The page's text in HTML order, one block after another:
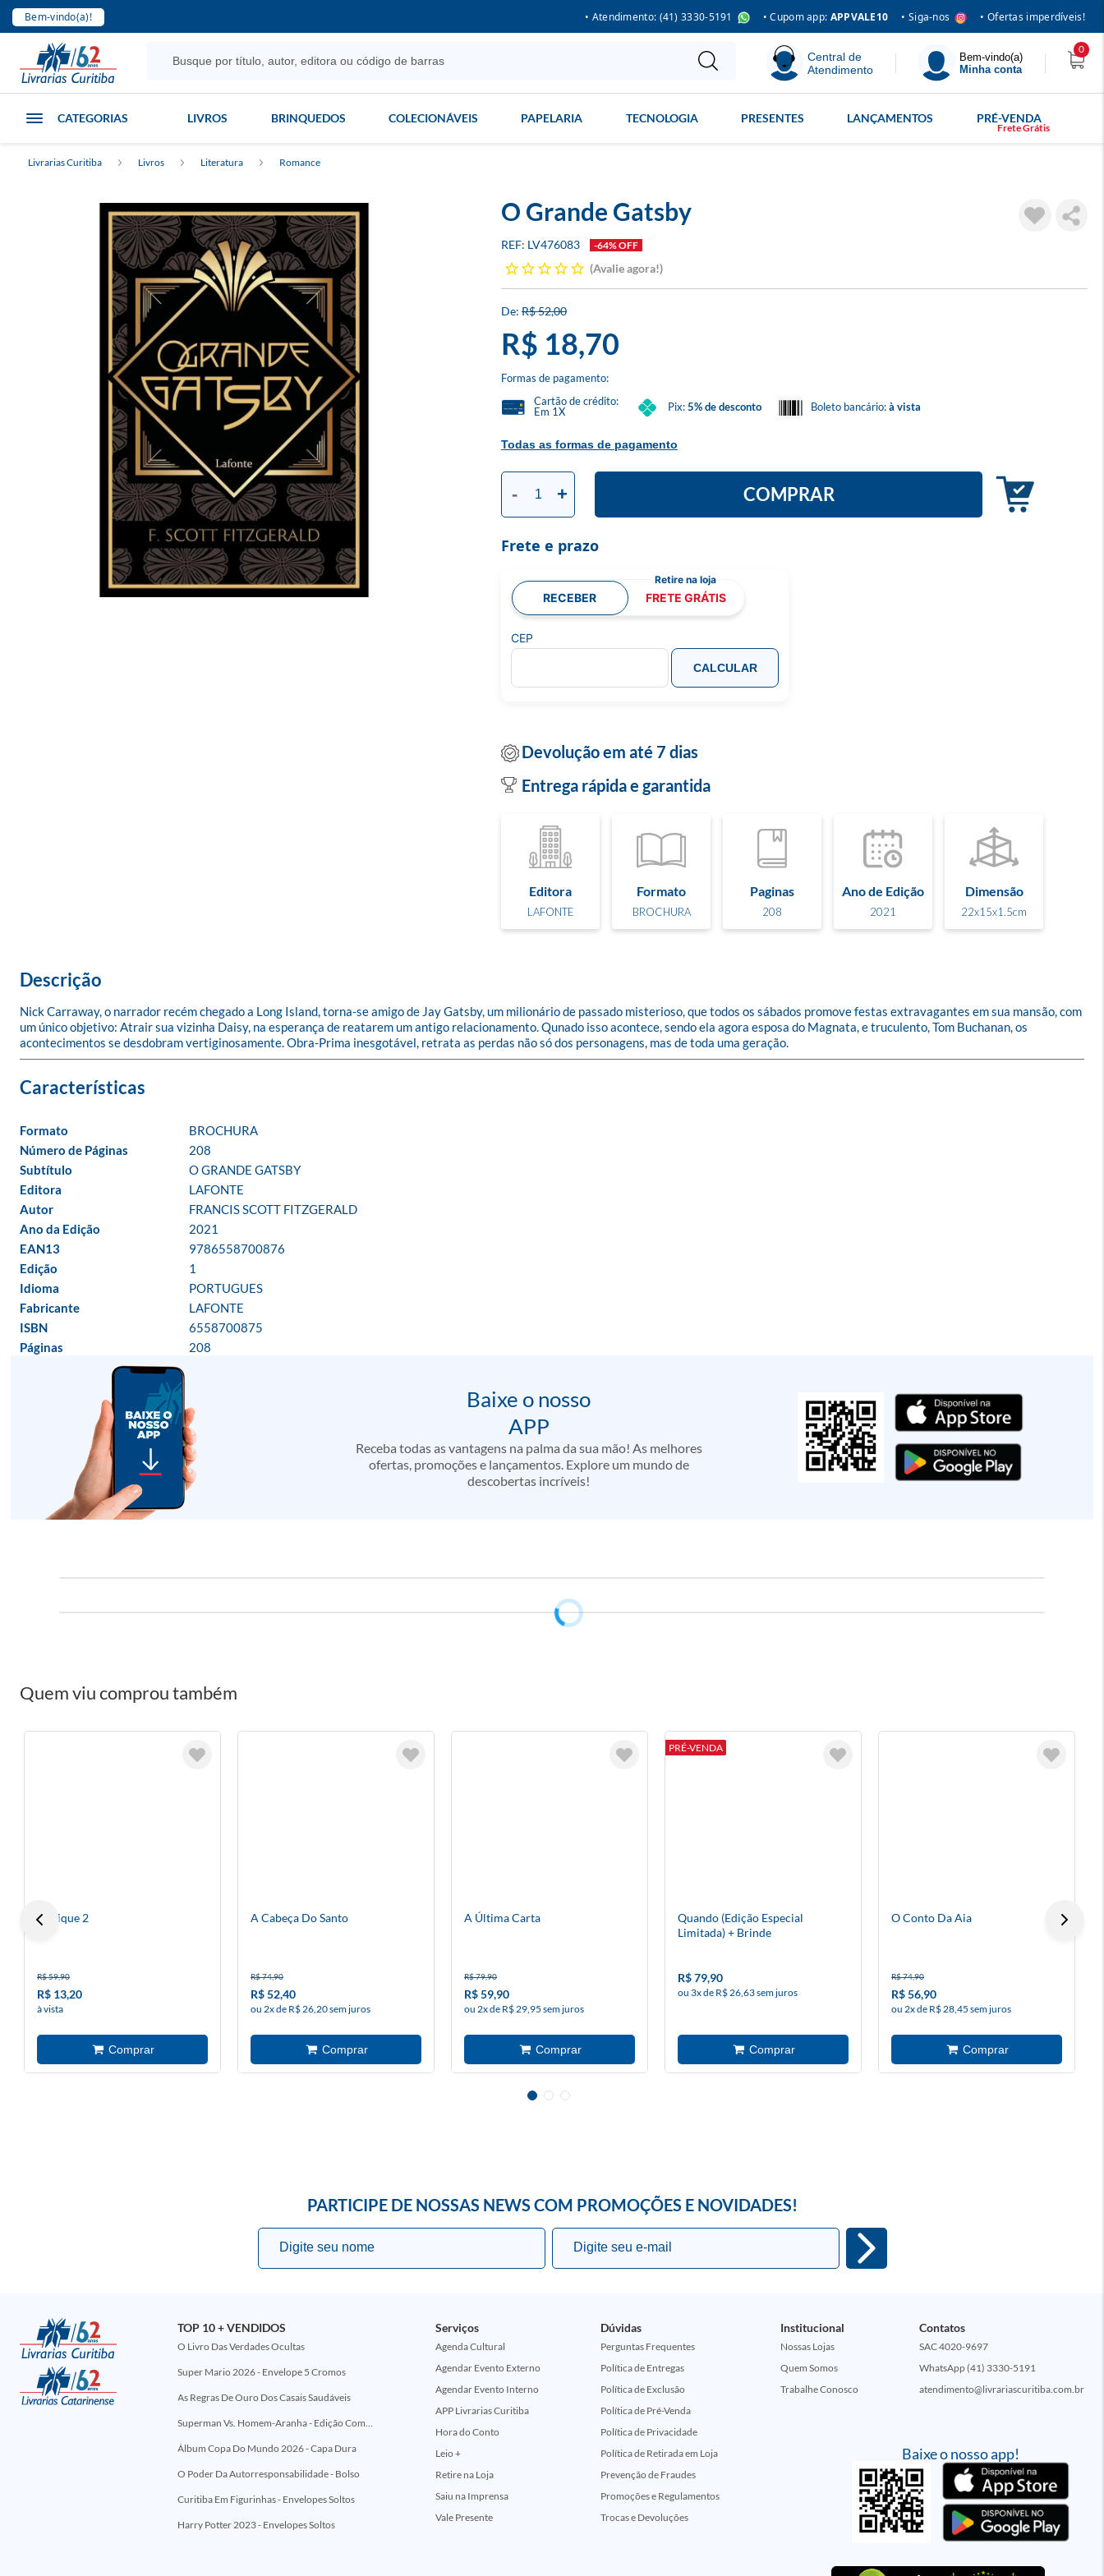
Bem-vindo(a)! • Atendimento: (41) 3330-5191 • Cupom app: APPVALE10 • Siga-nos • Ofertas imperdíveis!
Central de
Atendimento
Bem-vindo(a)
Minha conta
0
CATEGORIAS LIVROS BRINQUEDOS COLECIONÁVEIS PAPELARIA TECNOLOGIA PRESENTES LANÇAMENTOS PRÉ-VENDA
Livrarias Curitiba Livros Literatura Romance
O Grande Gatsby
LV476083 -64% OFF
Avalie agora!
R$ 52,00
R$ 18,70
Formas de pagamento:
Todas as formas de pagamento
Cartão de crédito:
Em 1X
Pix:5% de desconto Boleto bancário:à vista
- + COMPRAR
Frete e prazo
RECEBER FRETE GRÁTIS
CEP
CALCULAR
Devolução em até 7 dias
Entrega rápida e garantida
Editora
LAFONTE
Formato
BROCHURA
Paginas
208
Ano de Edição
2021
Dimensão
22x15x1.5cm
Descrição
Nick Carraway, o narrador recém chegado a Long Island, torna-se amigo de Jay Gatsby, um milionário de passado misterioso, que todos os sábados promove festas extravagantes em sua mansão, com
um único objetivo: Atrair sua vizinha Daisy, na esperança de reatarem um antigo relacionamento. Qunado isso acontece, sendo ela agora esposa do Magnata, e truculento, Tom Buchanan, os
acontecimentos se desdobram vertiginosamente. Obra-Prima inesgotável, retrata as perdas não só dos personagens, mas de toda uma geração.
Formato
BROCHURA
Número de Páginas
208
Subtítulo
O GRANDE GATSBY
Editora
LAFONTE
Autor
FRANCIS SCOTT FITZGERALD
Ano da Edição
2021
EAN13
9786558700876
Edição
1
Idioma
PORTUGUES
Fabricante
LAFONTE
ISBN
6558700875
Páginas
208
Baixe o nosso
APP
Receba todas as vantagens na palma da sua mão! As melhores
ofertas, promoções e lançamentos. Explore um mundo de
descobertas incríveis!
Quem viu comprou também
O Dique 2
R$ 59,90
R$ 13,20
à vista
A Cabeça Do Santo
R$ 74,90
R$ 52,40
ou 2x de R$ 26,20 sem juros
A Última Carta
R$ 79,90
R$ 59,90
ou 2x de R$ 29,95 sem juros
PRÉ-VENDA
Quando (Edição Especial
Limitada) + Brinde
R$ 79,90
ou 3x de R$ 26,63 sem juros
O Conto Da Aia
R$ 74,90
R$ 56,90
ou 2x de R$ 28,45 sem juros
PARTICIPE DE NOSSAS NEWS COM PROMOÇÕES E NOVIDADES!
Baixe o nosso app!
TOP 10 + VENDIDOS
O Livro Das Verdades Ocultas
Super Mario 2026 - Envelope 5 Cromos
As Regras De Ouro Dos Casais Saudáveis
Superman Vs. Homem-Aranha - Edição Comemorativa 50 Anos (Encontros Clássicos Dc E Marvel)
Álbum Copa Do Mundo 2026 - Capa Dura
O Poder Da Autorresponsabilidade - Bolso
Curitiba Em Figurinhas - Envelopes Soltos
Harry Potter 2023 - Envelopes Soltos
Serviços
Agenda Cultural
Agendar Evento Externo
Agendar Evento Interno
APP Livrarias Curitiba
Hora do Conto
Leio +
Retire na Loja
Saiu na Imprensa
Vale Presente
Dúvidas
Perguntas Frequentes
Política de Entregas
Política de Exclusão
Política de Pré-Venda
Política de Privacidade
Política de Retirada em Loja
Prevenção de Fraudes
Promoções e Regulamentos
Trocas e Devoluções
Institucional
Nossas Lojas
Quem Somos
Trabalhe Conosco
Contatos
SAC 4020-9697
WhatsApp (41) 3330-5191
atendimento@livrariascuritiba.com.br